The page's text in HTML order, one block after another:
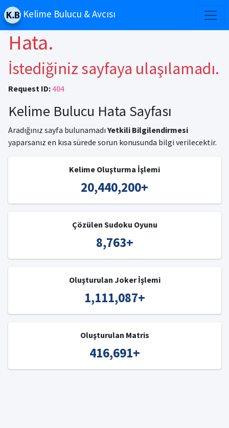
Kelime Bulucu & Avcısı
Hata.
İstediğiniz sayfaya ulaşılamadı.
Request ID: 404
Kelime Bulucu Hata Sayfası
Aradığınız sayfa bulunamadı Yetkili Bilgilendirmesi
yaparsanız en kısa sürede sorun konusunda bilgi verilecektir.
Kelime Oluşturma İşlemi
20,440,200+
Çözülen Sudoku Oyunu
8,763+
Oluşturulan Joker İşlemi
1,111,087+
Oluşturulan Matris
416,691+